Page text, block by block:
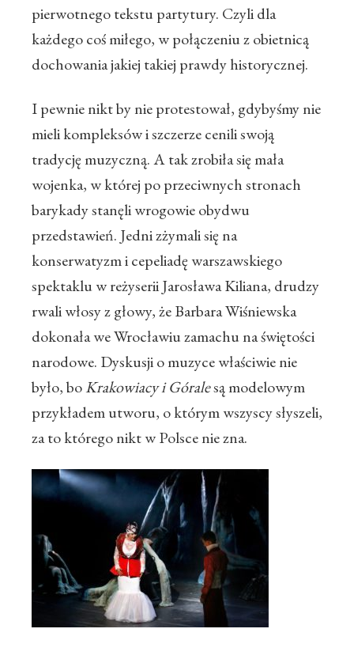
pierwotnego tekstu partytury. Czyli dla
każdego coś miłego, w połączeniu z obietnicą
dochowania jakiej takiej prawdy historycznej.
I pewnie nikt by nie protestował, gdybyśmy nie
mieli kompleksów i szczerze cenili swoją
tradycję muzyczną. A tak zrobiła się mała
wojenka, w której po przeciwnych stronach
barykady stanęli wrogowie obydwu
przedstawień. Jedni zżymali się na
konserwatyzm i cepeliadę warszawskiego
spektaklu w reżyserii Jarosława Kiliana, drudzy
rwali włosy z głowy, że Barbara Wiśniewska
dokonała we Wrocławiu zamachu na świętości
narodowe. Dyskusji o muzyce właściwie nie
było, boKrakowiacy i Góralesą modelowym
przykładem utworu, o którym wszyscy słyszeli,
za to którego nikt w Polsce nie zna.